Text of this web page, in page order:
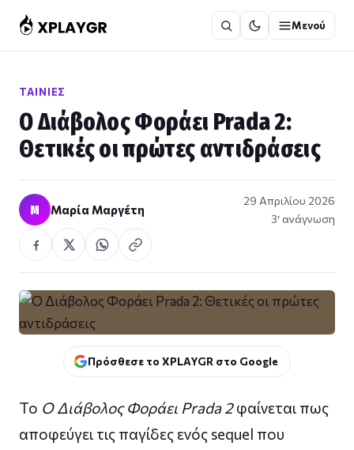
στο
περιεχόμενο
Μενού
ΤΑΙΝΊΕΣ
Ο Διάβολος Φοράει Prada 2:
Θετικές οι πρώτες αντιδράσεις
Μ Μαρία Μαργέτη
29 Απριλίου 2026
3′ ανάγνωση
Πρόσθεσε το XPLAYGR στο Google
Το Ο Διάβολος Φοράει Prada 2φαίνεται πως
αποφεύγει τις παγίδες ενός sequel που